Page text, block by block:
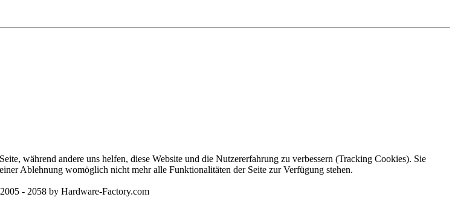
- 2058 by Hardware-Factory.com
während andere uns helfen, diese Website und die Nutzererfahrung zu verbessern (Tracking Cookies). Sie
Ablehnung womöglich nicht mehr alle Funktionalitäten der Seite zur Verfügung stehen.